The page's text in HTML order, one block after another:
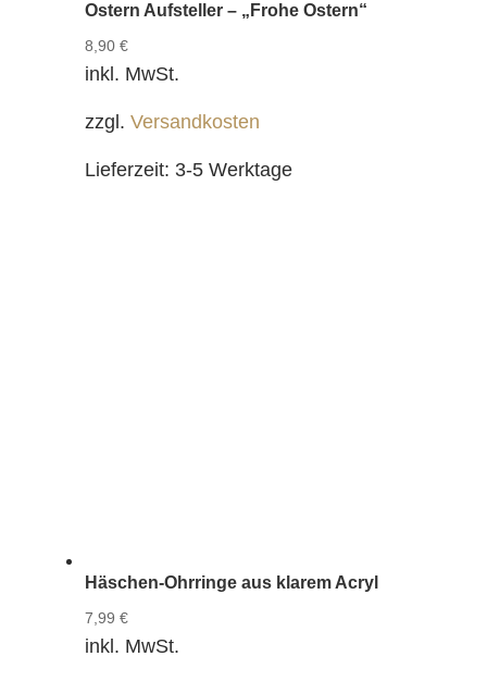
Ostern Aufsteller – „Frohe Ostern“
8,90 €
inkl. MwSt.
zzgl. Versandkosten
Lieferzeit: 3-5 Werktage
Häschen-Ohrringe aus klarem Acryl
7,99 €
inkl. MwSt.